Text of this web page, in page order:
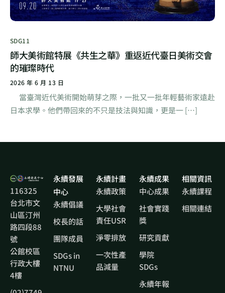
SDG11
師大美術館特展《共生之華》重返近代臺日美術交會
的璀璨時代
2026 年 6 月 13 日
當臺灣近代美術開始萌芽之際，一批又一批年輕藝術家遠赴
日本求學。他們帶回來的不只是技法與知識，更是一 […]
116325
台北市文
山區汀州
路四段88
號
公館校區
行政大樓
4樓
永續發展
中心
永續倡議
校長的話
團隊成員
SDGs in
NTNU
永續計畫
永續政策
大學社會
責任USR
淨零排放
一次性產
品減量
永續成果
中心成果
社會實踐
獎
研究貢獻
學院
SDGs
永續年報
相關資訊
永續課程
相關連結